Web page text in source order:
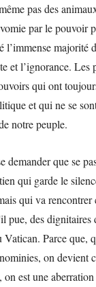
pas des
par le pouvoir
l’immense majorité
et l’ignorance. Les
qui ont
et qui ne se
notre peuple.
demander que se
qui garde le
qui va
pue, des dignitaires
Vatican. Parce que,
on devient
est une